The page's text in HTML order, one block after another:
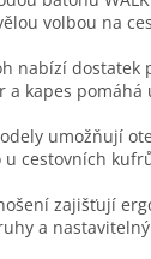
volbou na
nabízí
a kapes
umožňují
u cestovních
zajišťují
a